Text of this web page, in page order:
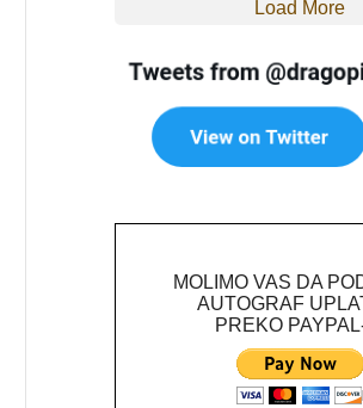
Load More
MOLIMO VAS DA
AUTOGRAF
PREKO